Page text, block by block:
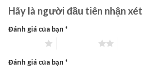
Hãy là người đầu tiên nhận xét
Đánh giá của bạn *
Đánh giá của bạn *